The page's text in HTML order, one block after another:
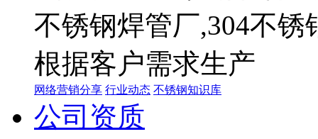
不锈钢焊管厂,304不
根据客户需求生产
网络营销分享 行业动态 不锈钢知识库
公司资质